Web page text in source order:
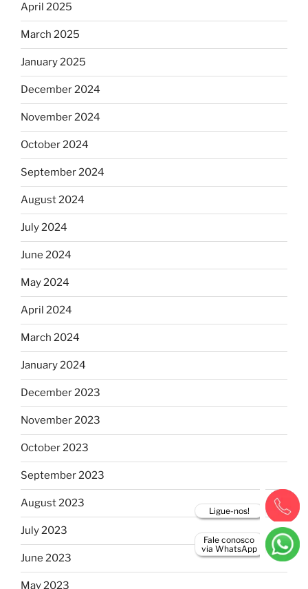
Fale conosco
via WhatsApp
Ligue-nos!
April 2025
March 2025
January 2025
December 2024
November 2024
October 2024
September 2024
August 2024
July 2024
June 2024
May 2024
April 2024
March 2024
January 2024
December 2023
November 2023
October 2023
September 2023
August 2023
July 2023
June 2023
May 2023